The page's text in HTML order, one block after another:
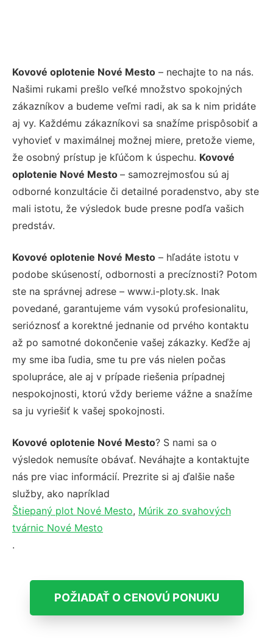
Kovové oplotenie Nové Mesto – nechajte to na nás.
Našimi rukami prešlo veľké množstvo spokojných
zákazníkov a budeme veľmi radi, ak sa k nim pridáte
aj vy. Každému zákazníkovi sa snažíme prispôsobiť a
vyhovieť v maximálnej možnej miere, pretože vieme,
že osobný prístup je kľúčom k úspechu. Kovové
oplotenie Nové Mesto – samozrejmosťou sú aj
odborné konzultácie či detailné poradenstvo, aby ste
mali istotu, že výsledok bude presne podľa vašich
predstáv.
Kovové oplotenie Nové Mesto – hľadáte istotu v
podobe skúseností, odbornosti a precíznosti? Potom
ste na správnej adrese – www.i-ploty.sk. Inak
povedané, garantujeme vám vysokú profesionalitu,
serióznosť a korektné jednanie od prvého kontaktu
až po samotné dokončenie vašej zákazky. Keďže aj
my sme iba ľudia, sme tu pre vás nielen počas
spolupráce, ale aj v prípade riešenia prípadnej
nespokojnosti, ktorú vždy berieme vážne a snažíme
sa ju vyriešiť k vašej spokojnosti.
Kovové oplotenie Nové Mesto? S nami sa o
výsledok nemusíte obávať. Neváhajte a kontaktujte
nás pre viac informácií. Prezrite si aj ďalšie naše
služby, ako napríklad
Štiepaný plot Nové Mesto, Múrik zo svahových
tvárnic Nové Mesto
.
POŽIADAŤ O CENOVÚ PONUKU